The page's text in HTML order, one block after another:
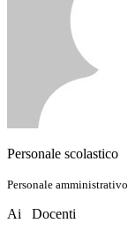
Personale scolastico
Personale amministrativo
Ai Docenti